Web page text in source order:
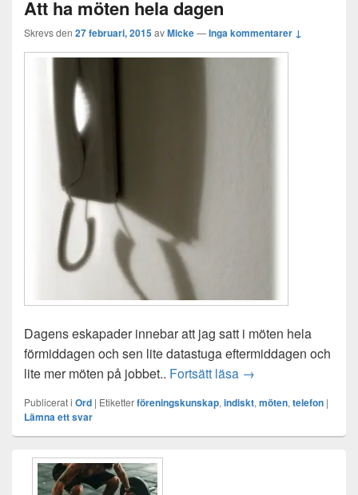
Att ha möten hela dagen
Skrevs den 27 februari, 2015avMicke—Inga kommentarer ↓
Dagens eskapader innebar att jag satt i möten hela
förmiddagen och sen lite datastuga eftermiddagen och
lite mer möten på jobbet.. Fortsätt läsa Att ha möten hela
→
Publicerat i Ord | Etiketterföreningskunskap, indiskt, möten, telefon |
Lämna ett svar
Primära
sidofältet
Widget